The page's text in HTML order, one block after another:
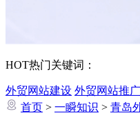
HOT热门关键词：
外贸网站建设 外贸网站推广
首页 > 一瞬知识 > 青岛